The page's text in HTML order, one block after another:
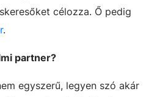
célozza. Ő pedig
.
partner?
egyszerű, legyen szó akár